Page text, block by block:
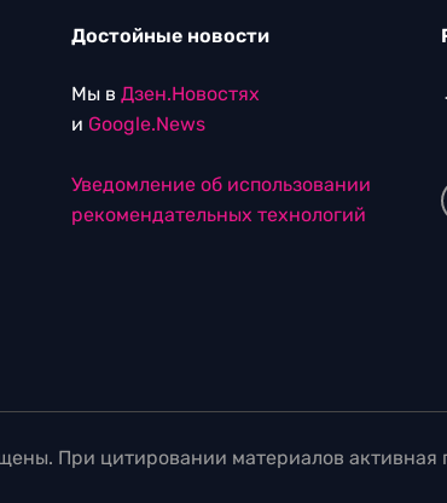
Достойные новости
Мы в Дзен.Новостях
и Google.News
Уведомление об использовании
рекомендательных технологий
При цитировании материалов активная